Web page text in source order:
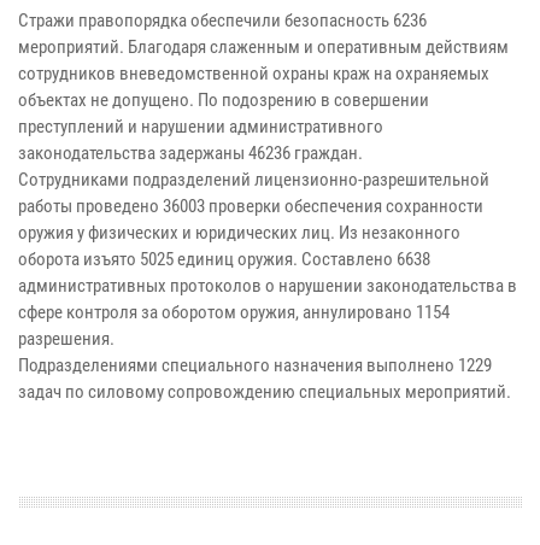
Стражи правопорядка обеспечили безопасность 6236
мероприятий. Благодаря слаженным и оперативным действиям
сотрудников вневедомственной охраны краж на охраняемых
объектах не допущено. По подозрению в совершении
преступлений и нарушении административного
законодательства задержаны 46236 граждан.
Сотрудниками подразделений лицензионно-разрешительной
работы проведено 36003 проверки обеспечения сохранности
оружия у физических и юридических лиц. Из незаконного
оборота изъято 5025 единиц оружия. Составлено 6638
административных протоколов о нарушении законодательства в
сфере контроля за оборотом оружия, аннулировано 1154
разрешения.
Подразделениями специального назначения выполнено 1229
задач по силовому сопровождению специальных мероприятий.